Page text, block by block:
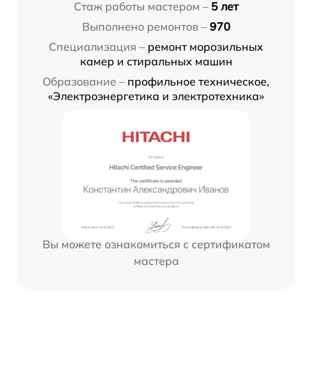
Стаж работы мастером – 5 лет
Выполнено ремонтов – 970
Специализация – ремонт морозильных
камер и стиральных машин
Образование – профильное техническое,
«Электроэнергетика и электротехника»
Вы можете ознакомиться с сертификатом
мастера